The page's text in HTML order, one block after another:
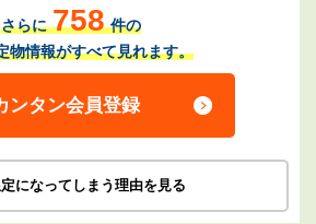
さらに 758 件の
物情報がすべて見れます。
ンタン会員登録
になってしまう理由を見る